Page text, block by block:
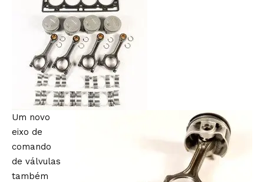
Um novo
eixo de
comando
de válvulas
também